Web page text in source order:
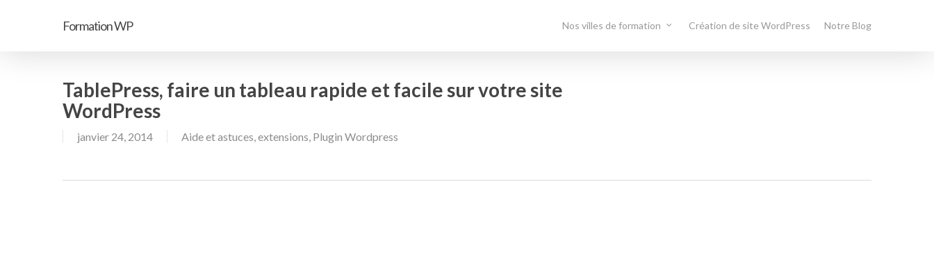
Formation WP Nos villes de formation Création de site WordPress Notre Blog
TablePress, faire un tableau rapide et facile sur votre site
WordPress
janvier 24, 2014 Aide et astuces,extensions, Plugin Wordpress